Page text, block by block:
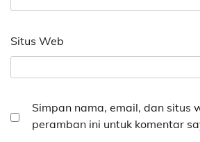
Situs Web
Simpan nama, email, dan situs
peramban ini untuk komentar